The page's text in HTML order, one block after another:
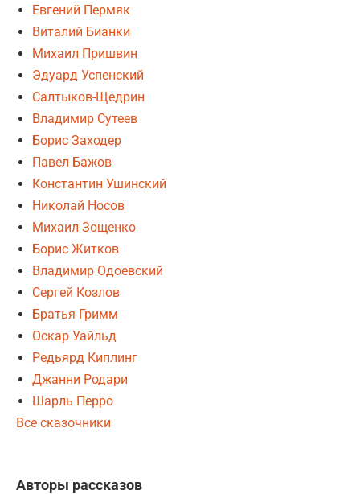
Евгений Пермяк
Виталий Бианки
Михаил Пришвин
Эдуард Успенский
Салтыков-Щедрин
Владимир Сутеев
Борис Заходер
Павел Бажов
Константин Ушинский
Николай Носов
Михаил Зощенко
Борис Житков
Владимир Одоевский
Сергей Козлов
Братья Гримм
Оскар Уайльд
Редьярд Киплинг
Джанни Родари
Шарль Перро
Все сказочники
Авторы рассказов